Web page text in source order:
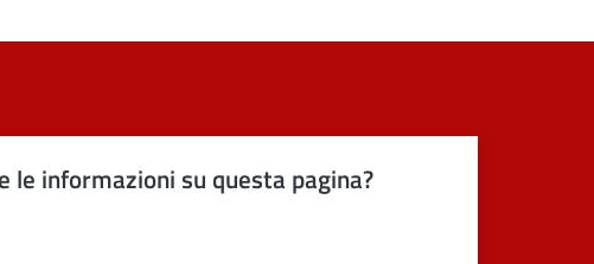
le informazioni su questa pagina?
su 5
5